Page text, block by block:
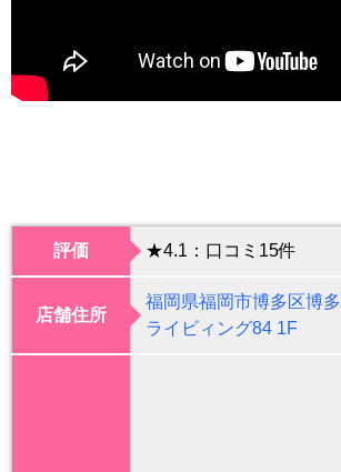
評価 ★4.1：口コミ15件
店舗住所
福岡県福岡市博多区博
ライビィング84 1F